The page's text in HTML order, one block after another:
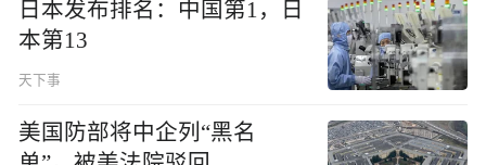
日本发布排名：中国第1，日
本第13
天下事
美国防部将中企列“黑名